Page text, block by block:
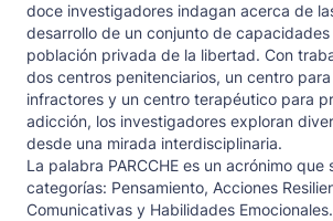
doce investigadores indagan acerca de
desarrollo de un conjunto de
población privada de la libertad. Con
dos centros penitenciarios, un centro
infractores y un centro terapéutico para
adicción, los investigadores exploran
desde una mirada interdisciplinaria.
La palabra PARCCHE es un acrónimo que
categorías: Pensamiento, Acciones
Comunicativas y Habilidades